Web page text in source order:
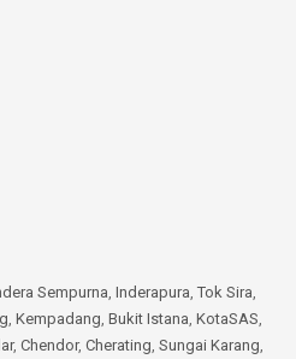
Sempurna, Inderapura, Tok Sira,
, Kempadang, Bukit Istana, KotaSAS,
, Chendor, Cherating, Sungai Karang,